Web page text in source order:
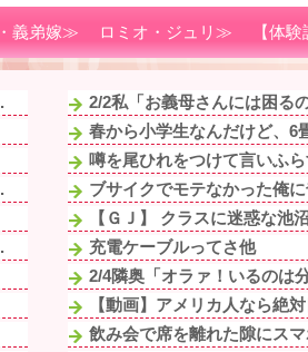
義弟嫁≫ ロミオ・ジュリ≫ 【体
2/2私「お義母さんには困る
春から小学生なんだけど、6
噂を尾ひれをつけて言いふ
ブサイクでモテなかった俺
【ＧＪ】 クラスに迷惑な池
充電ケーブルってさ他
2/4隣奥「オラァ！いるのは
【動画】アメリカ人なら絶
飲み会で席を離れた隙にス